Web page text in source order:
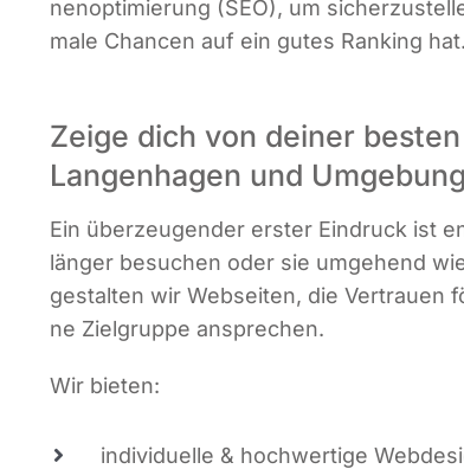
nen­op­ti­mie­rung (SEO), um
ma­le Chan­cen auf ein gutes Ran­king hat.
Zeige dich von deiner
Langenhagen und Umgebung
Ein über­zeu­gen­der ers­ter Ein­druck ist
län­ger besu­chen oder sie umge­hend
gestal­ten wir Web­sei­ten, die
ne Ziel­grup­pe ansprechen.
Wir bie­ten:
indi­vi­du­el­le & hoch­wer­ti­ge